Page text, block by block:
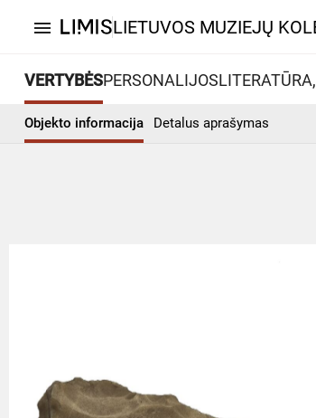
menu LIETUVOS MUZIEJŲ
VERTYBĖSPERSONALIJOS
Objekto informacija Detalus aprašymas